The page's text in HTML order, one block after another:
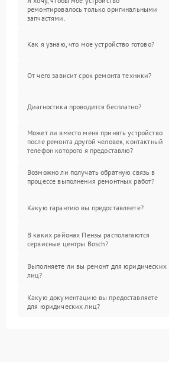
ремонтировалось только оригинальными
запчастями.
Как я узнаю, что мое устройство готово?
От чего зависит срок ремонта техники?
Диагностика проводится бесплатно?
Может ли вместо меня принять устройство
после ремонта другой человек, контактный
телефон которого я предоставлю?
Возможно ли получать обратную связь в
процессе выполнения ремонтных работ?
Какую гарантию вы предоставляете?
В каких районах Пензы располагаются
сервисные центры Bosch?
Выполняете ли вы ремонт для юридических
лиц?
Какую документацию вы предоставляете
для юридических лиц?